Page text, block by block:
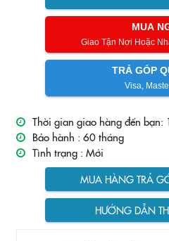
MUA
Giao Tận Nơi Hoặc
TRẢ GÓP
Visa,
Thời gian giao hàng đến bạn:
Bảo hành : 60 tháng
Tình trạng : Mới
MUA HÀNG TRẢ
HƯỚNG DẪN